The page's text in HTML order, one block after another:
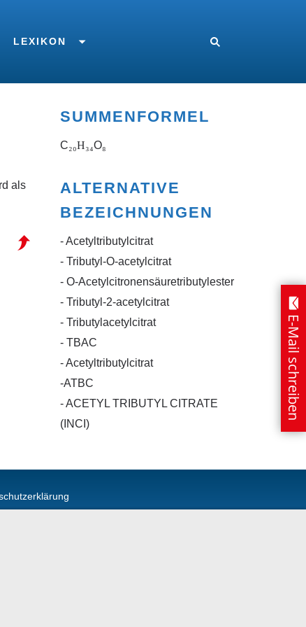
LEXIKON
als
E-Mail schreiben
SUMMENFORMEL
C₂₀H₃₄O₈
ALTERNATIVE
BEZEICHNUNGEN
- Acetyltributylcitrat
- Tributyl-O-acetylcitrat
- O-Acetylcitronensäuretributylester
- Tributyl-2-acetylcitrat
- Tributylacetylcitrat
- TBAC
- Acetyltributylcitrat
-ATBC
- ACETYL TRIBUTYL CITRATE
(INCI)